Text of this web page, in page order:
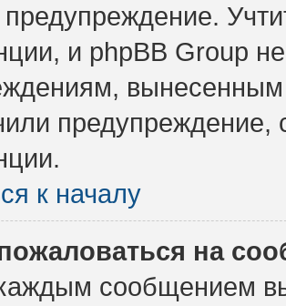
предупреждение.
и phpBB Group
предупреждение,
к началу
на
сообщением